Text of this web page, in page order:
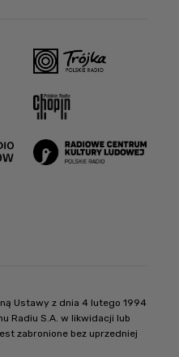
Ustawy z dnia 4 lutego 1994
Radiu S.A. w likwidacji lub
zabronione bez uprzedniej